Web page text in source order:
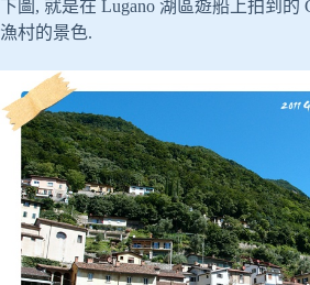
下圖, 就是在 Lugano 湖區遊船上拍到的
漁村的景色.